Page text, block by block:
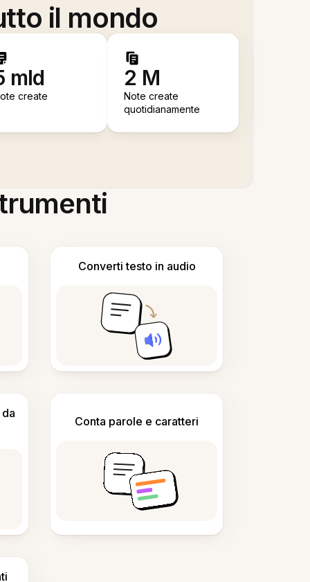
il mondo
mld
create
2 M
Note create
quotidianamente
Converti testo in audio
Conta parole e caratteri